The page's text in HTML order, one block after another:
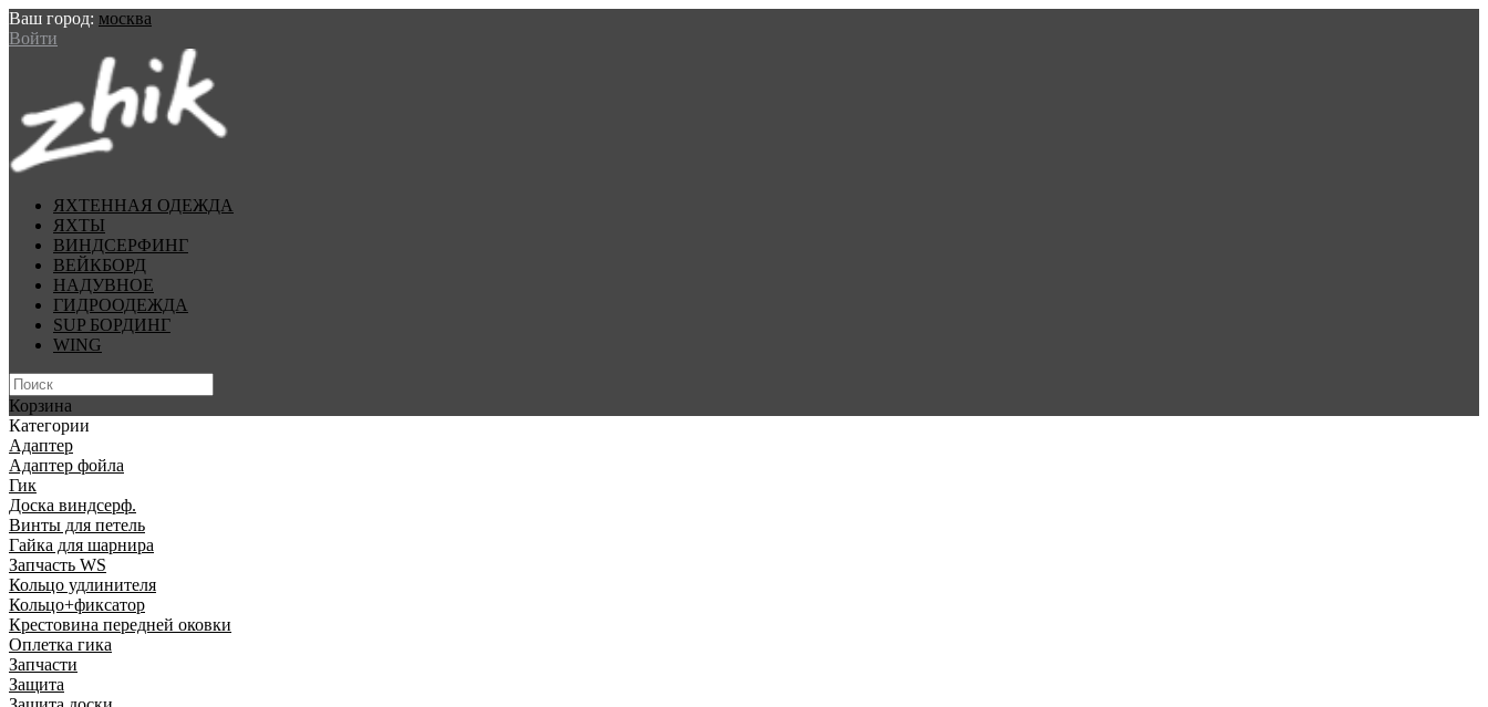
Ваш город: москва
Войти
ЯХТЕННАЯ ОДЕЖДА
ЯХТЫ
ВИНДСЕРФИНГ
ВЕЙКБОРД
НАДУВНОЕ
ГИДРООДЕЖДА
SUP БОРДИНГ
WING
Корзина
Категории
Адаптер
Адаптер фойла
Гик
Доска виндсерф.
Винты для петель
Гайка для шарнира
Запчасть WS
Кольцо удлинителя
Кольцо+фиксатор
Крестовина передней оковки
Оплетка гика
Запчасти
Защита